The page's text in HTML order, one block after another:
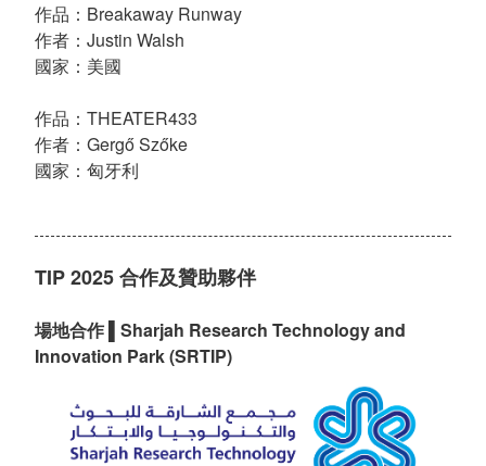
作品：Breakaway Runway
作者：Justin Walsh
國家：美國
作品：THEATER433
作者：Gergő Szőke
國家：匈牙利
TIP 2025 合作及贊助夥伴
場地合作
▌Sharjah Research Technology and
Innovation Park (SRTIP)